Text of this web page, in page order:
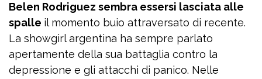
Belen Rodriguez sembra essersi lasciata alle
spalle il momento buio attraversato di recente.
La showgirl argentina ha sempre parlato
apertamente della sua battaglia contro la
depressione e gli attacchi di panico. Nelle